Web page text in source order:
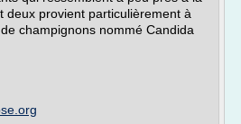
deux provient particulièrement à
champignons nommé Candida